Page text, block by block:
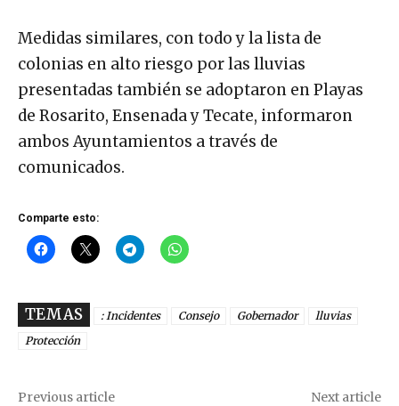
Medidas similares, con todo y la lista de
colonias en alto riesgo por las lluvias
presentadas también se adoptaron en Playas
de Rosarito, Ensenada y Tecate, informaron
ambos Ayuntamientos a través de
comunicados.
Comparte esto:
TEMAS : Incidentes Consejo Gobernador
lluvias
Protección
Previous article Next article